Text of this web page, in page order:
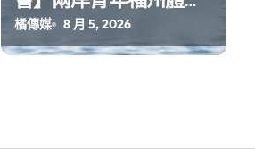
水上運動
橘傳媒 8 月 5, 2026